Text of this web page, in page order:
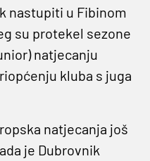
nastupiti u Fibinom
su protekel sezone
natjecanju
kluba s juga
natjecanja još
je Dubrovnik